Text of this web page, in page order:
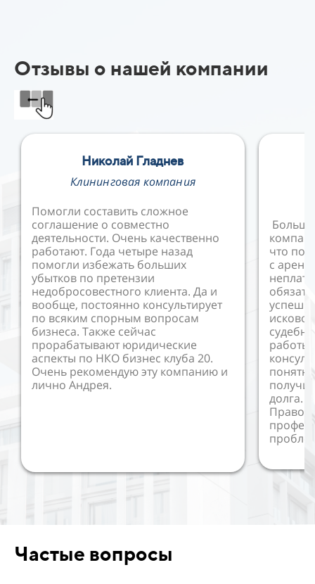
Отзывы о нашей компании
Николай Гладнев
Клининговая компания
Помогли составить сложное
соглашение о совместно
деятельности. Очень качественно
работают. Года четыре назад
помогли избежать больших
убытков по претензии
недобросовестного клиента. Да и
вообще, постоянно консультирует
по всяким спорным вопросам
бизнеса. Также сейчас
прорабатывают юридические
аспекты по НКО бизнес клуба 20.
Очень рекомендую эту компанию и
лично Андрея.
что
с
работы
долга.
Частые вопросы